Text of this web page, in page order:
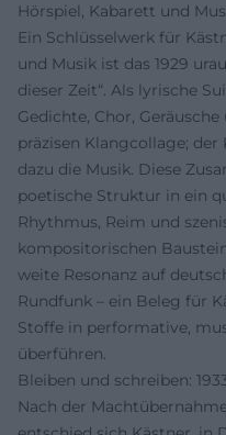
Hörspiel, Kabarett und
Ein Schlüsselwerk für
und Musik ist das 1929
dieser Zeit“. Als lyrische
Gedichte, Chor,
präzisen Klangcollage;
dazu die Musik. Diese
poetische Struktur in ein
Rhythmus, Reim und
kompositorischen
weite Resonanz auf
Rundfunk – ein Beleg für
Stoffe in performative,
überführen.
Bleiben und schreiben:
Nach der